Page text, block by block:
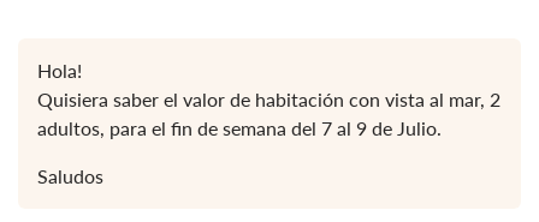
Hola!
Quisiera saber el valor de habitación con vista al mar, 2
adultos, para el fin de semana del 7 al 9 de Julio.
Saludos